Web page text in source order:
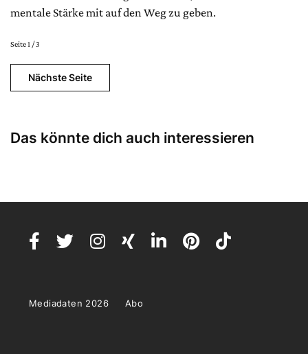
mentale Stärke mit auf den Weg zu geben.
Seite 1 / 3
Nächste Seite
Das könnte dich auch interessieren
Mediadaten 2026 Abo